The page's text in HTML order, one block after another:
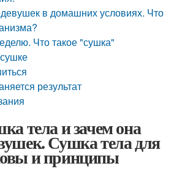
в домашних условиях. Что
Что такое "сушка"
результат
тела и зачем она
Сушка тела для
и принципы